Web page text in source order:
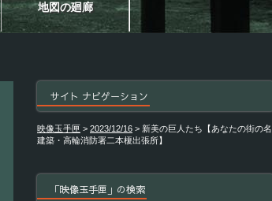
地図の廻廊
サイト ナビゲーション
映像玉手匣 > 2023/12/16 > 新美の巨人たち【あなたの街の名
建築・高輪消防署二本榎出張所】
「映像玉手匣」の検索